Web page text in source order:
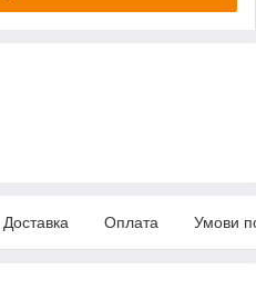
Доставка Оплата Умови